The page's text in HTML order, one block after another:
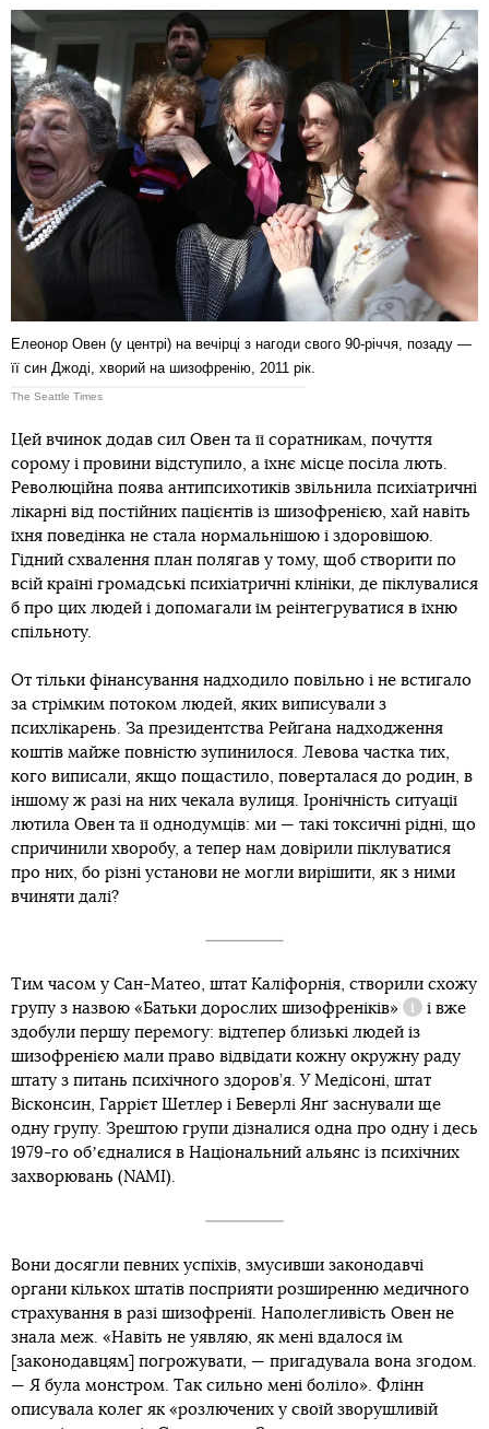
Елеонор Овен (у центрі) на вечірці з нагоди свого 90-річчя, позаду —
її син Джоді, хворий на шизофренію, 2011 рік.
The Seattle Times
Цей вчинок додав сил Овен та її соратникам, почуття
сорому і провини відступило, а їхнє місце посіла лють.
Революційна поява антипсихотиків звільнила психіатричні
лікарні від постійних пацієнтів із шизофренією, хай навіть
їхня поведінка не стала нормальнішою і здоровішою.
Гідний схвалення план полягав у тому, щоб створити по
всій країні громадські психіатричні клініки, де піклувалися
б про цих людей і допомагали їм реінтегруватися в їхню
спільноту.
От тільки фінансування надходило повільно і не встигало
за стрімким потоком людей, яких виписували з
психлікарень. За президентства Рейґана надходження
коштів майже повністю зупинилося. Левова частка тих,
кого виписали, якщо пощастило, поверталася до родин, в
іншому ж разі на них чекала вулиця. Іронічність ситуації
лютила Овен та її однодумців: ми — такі токсичні рідні, що
спричинили хворобу, а тепер нам довірили піклуватися
про них, бо різні установи не могли вирішити, як з ними
вчиняти далі?
Тим часом у Сан-Матео, штат Каліфорнія, створили схожу
групу з назвою «Батьки дорослих шизофреніків»
Довідка
і вже
здобули першу перемогу: відтепер близькі людей із
шизофренією мали право відвідати кожну окружну раду
штату з питань психічного здоров’я. У Медісоні, штат
Вісконсин, Гаррієт Шетлер і Беверлі Янґ заснували ще
одну групу. Зрештою групи дізналися одна про одну і десь
1979-го обʼєдналися в Національний альянс із психічних
захворювань (NAMI).
Вони досягли певних успіхів, змусивши законодавчі
органи кількох штатів посприяти розширенню медичного
страхування в разі шизофренії. Наполегливість Овен не
знала меж. «Навіть не уявляю, як мені вдалося їм
[законодавцям] погрожувати, — пригадувала вона згодом.
— Я була монстром. Так сильно мені боліло». Флінн
описувала колег як «розлючених у своїй зворушливій